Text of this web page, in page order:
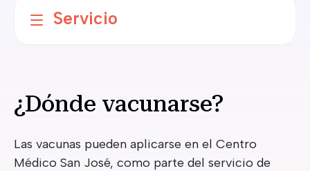
Servicio
¿Dónde vacunarse?
Las vacunas pueden aplicarse en el Centro
Médico San José, como parte del servicio de